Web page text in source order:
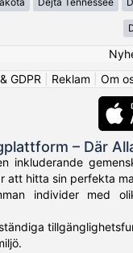
GDPR
Reklam Om
– Där
inkluderande
att hitta sin perfekta
individer med